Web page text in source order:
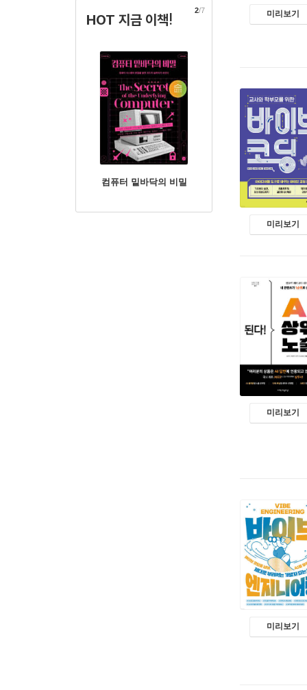
HOT 지금 이책!
컴퓨터 밑바닥의 비밀
2/7 미리보기
미리보기
미리보기
미리보기